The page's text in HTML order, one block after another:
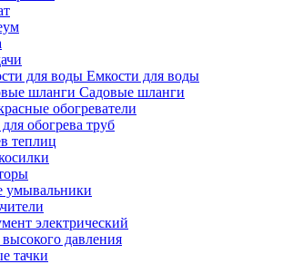
Емкости для воды
Садовые шланги
обогреватели
обогрева труб
теплиц
умывальники
электрический
давления
тачки